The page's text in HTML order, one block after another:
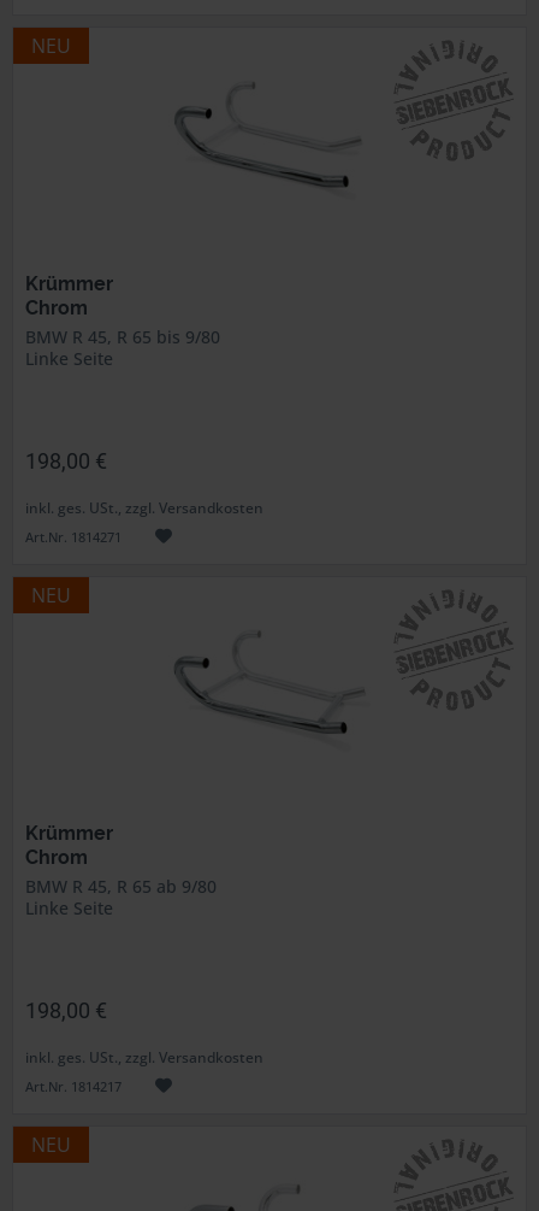
NEU
Krümmer
Chrom
BMW R 45, R 65 bis 9/80
Linke Seite
198,00 €
inkl. ges. USt., zzgl. Versandkosten
Art.Nr. 1814271
NEU
Krümmer
Chrom
BMW R 45, R 65 ab 9/80
Linke Seite
198,00 €
inkl. ges. USt., zzgl. Versandkosten
Art.Nr. 1814217
NEU